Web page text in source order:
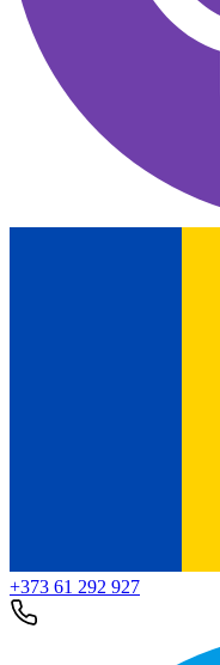
+373 61 292 927